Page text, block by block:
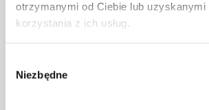
otrzymanymi od Ciebie lub uzyskanymi
korzystania z ich usług.
Niezbędne
Lanyard hanger
years